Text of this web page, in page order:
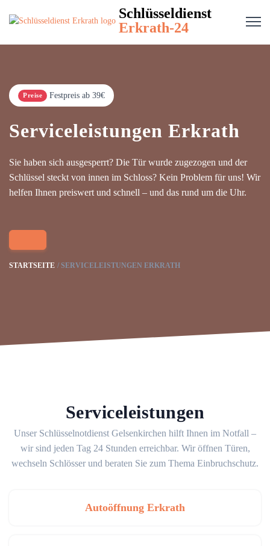
Schlüsseldienst
Erkrath-24
Preise Festpreis ab 39€
Serviceleistungen Erkrath
Sie haben sich ausgesperrt? Die Tür wurde zugezogen und der
Schlüssel steckt von innen im Schloss? Kein Problem für uns! Wir
helfen Ihnen preiswert und schnell – und das rund um die Uhr.
STARTSEITE SERVICELEISTUNGEN ERKRATH
Serviceleistungen
Unser Schlüsselnotdienst Gelsenkirchen hilft Ihnen im Notfall –
wir sind jeden Tag 24 Stunden erreichbar. Wir öffnen Türen,
wechseln Schlösser und beraten Sie zum Thema Einbruchschutz.
Autoöffnung Erkrath